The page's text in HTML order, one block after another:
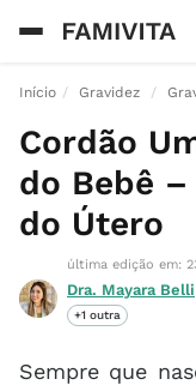
Início Gravidez
Cordão
do Bebê
do Útero
última edição em:
Dra. Mayara Belli
+1 outra
Sempre que